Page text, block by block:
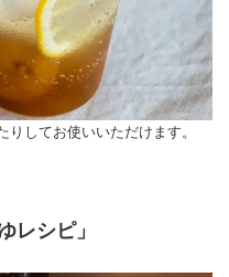
してお使いいただけます。
レシピ」